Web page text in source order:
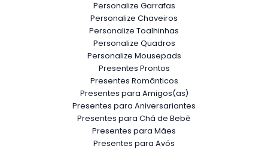
Personalize Garrafas
Personalize Chaveiros
Personalize Toalhinhas
Personalize Quadros
Personalize Mousepads
Presentes Prontos
Presentes Românticos
Presentes para Amigos(as)
Presentes para Aniversariantes
Presentes para Chá de Bebê
Presentes para Mães
Presentes para Avós